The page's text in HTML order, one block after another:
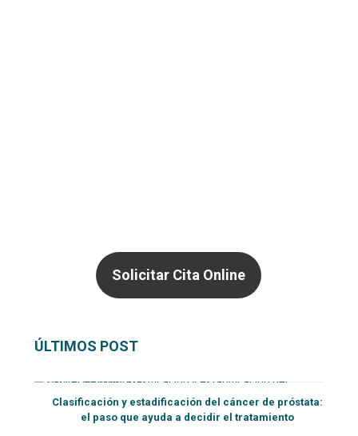
Solicitar Cita Online
ÚLTIMOS POST
Clasificación y estadificación del cáncer de próstata:
el paso que ayuda a decidir el tratamiento